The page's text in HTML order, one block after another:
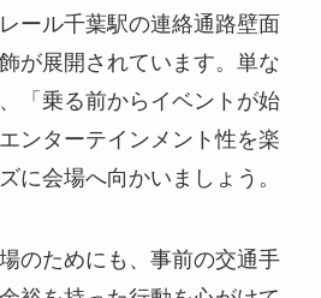
ール千葉駅の連絡通路壁面
が展開されています。単な
「乗る前からイベントが始
ンターテインメント性を楽
に会場へ向かいましょう。
のためにも、事前の交通手